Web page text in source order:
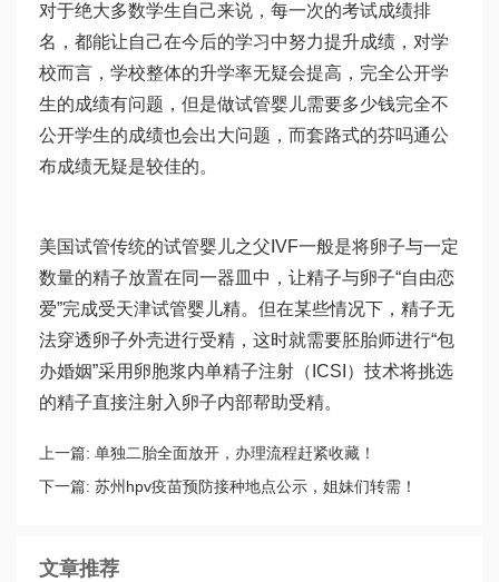
对于绝大多数学生自己来说，每一次的考试成绩排
名，都能让自己在今后的学习中努力提升成绩，对学
校而言，学校整体的升学率无疑会提高，完全公开学
生的成绩有问题，但是做试管婴儿需要多少钱完全不
公开学生的成绩也会出大问题，而套路式的芬吗通公
布成绩无疑是较佳的。
美国试管传统的试管婴儿之父 IVF一般是将卵子与一定
数量的精子放置在同一器皿中，让精子与卵子“自由恋
爱”完成受天津试管婴儿精。但在某些情况下，精子无
法穿透卵子外壳进行受精，这时就需要胚胎师进行“包
办婚姻”采用卵胞浆内单精子注射（ICSI）技术将挑选
的精子直接注射入卵子内部帮助受精。
上一篇: 单独二胎全面放开，办理流程赶紧收藏！
下一篇: 苏州hpv疫苗预防接种地点公示，姐妹们转需！
文章推荐